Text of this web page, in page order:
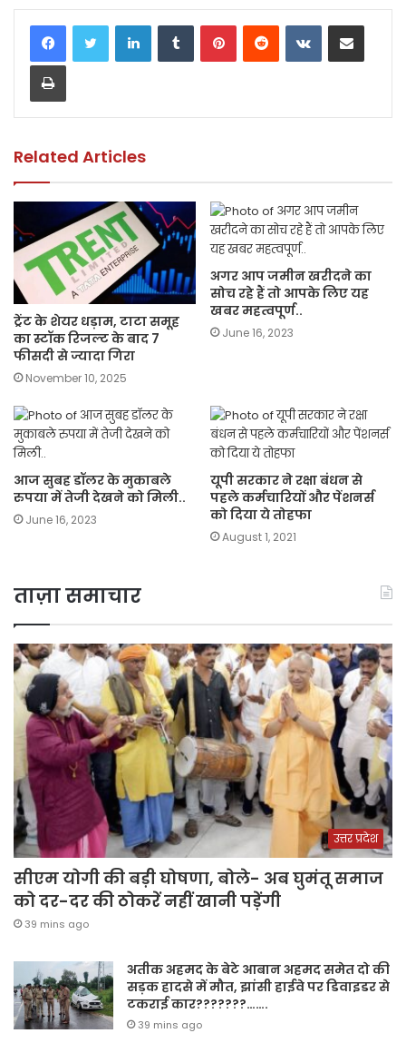
c
e
b
o
k
itt
er
a
ts
p
ai p
n
ar
LinkedInTumblrPinterestReddit VKontakteShare via Email
Print
Related Articles
ट्रेंट के शेयर धड़ाम, टाटा समूह
का स्टॉक रिजल्ट के बाद 7
फीसदी से ज्यादा गिरा
November 10, 2025
अगर आप जमीन खरीदने का
सोच रहे हैं तो आपके लिए यह
खबर महत्वपूर्ण..
June 16, 2023
आज सुबह डॉलर के मुकाबले
रुपया में तेजी देखने को मिली..
June 16, 2023
यूपी सरकार ने रक्षा बंधन से
पहले कर्मचारियों और पेंशनर्स
को दिया ये तोहफा
August 1, 2021
ताज़ा समाचार
उत्तर प्रदेश
सीएम योगी की बड़ी घोषणा, बोले- अब घुमंतू समाज
को दर-दर की ठोकरें नहीं खानी पड़ेंगी
39 mins ago
अतीक अहमद के बेटे आबान अहमद समेत दो की
सड़क हादसे में मौत, झांसी हाईवे पर डिवाइडर से
टकराई कार???????…….
39 mins ago